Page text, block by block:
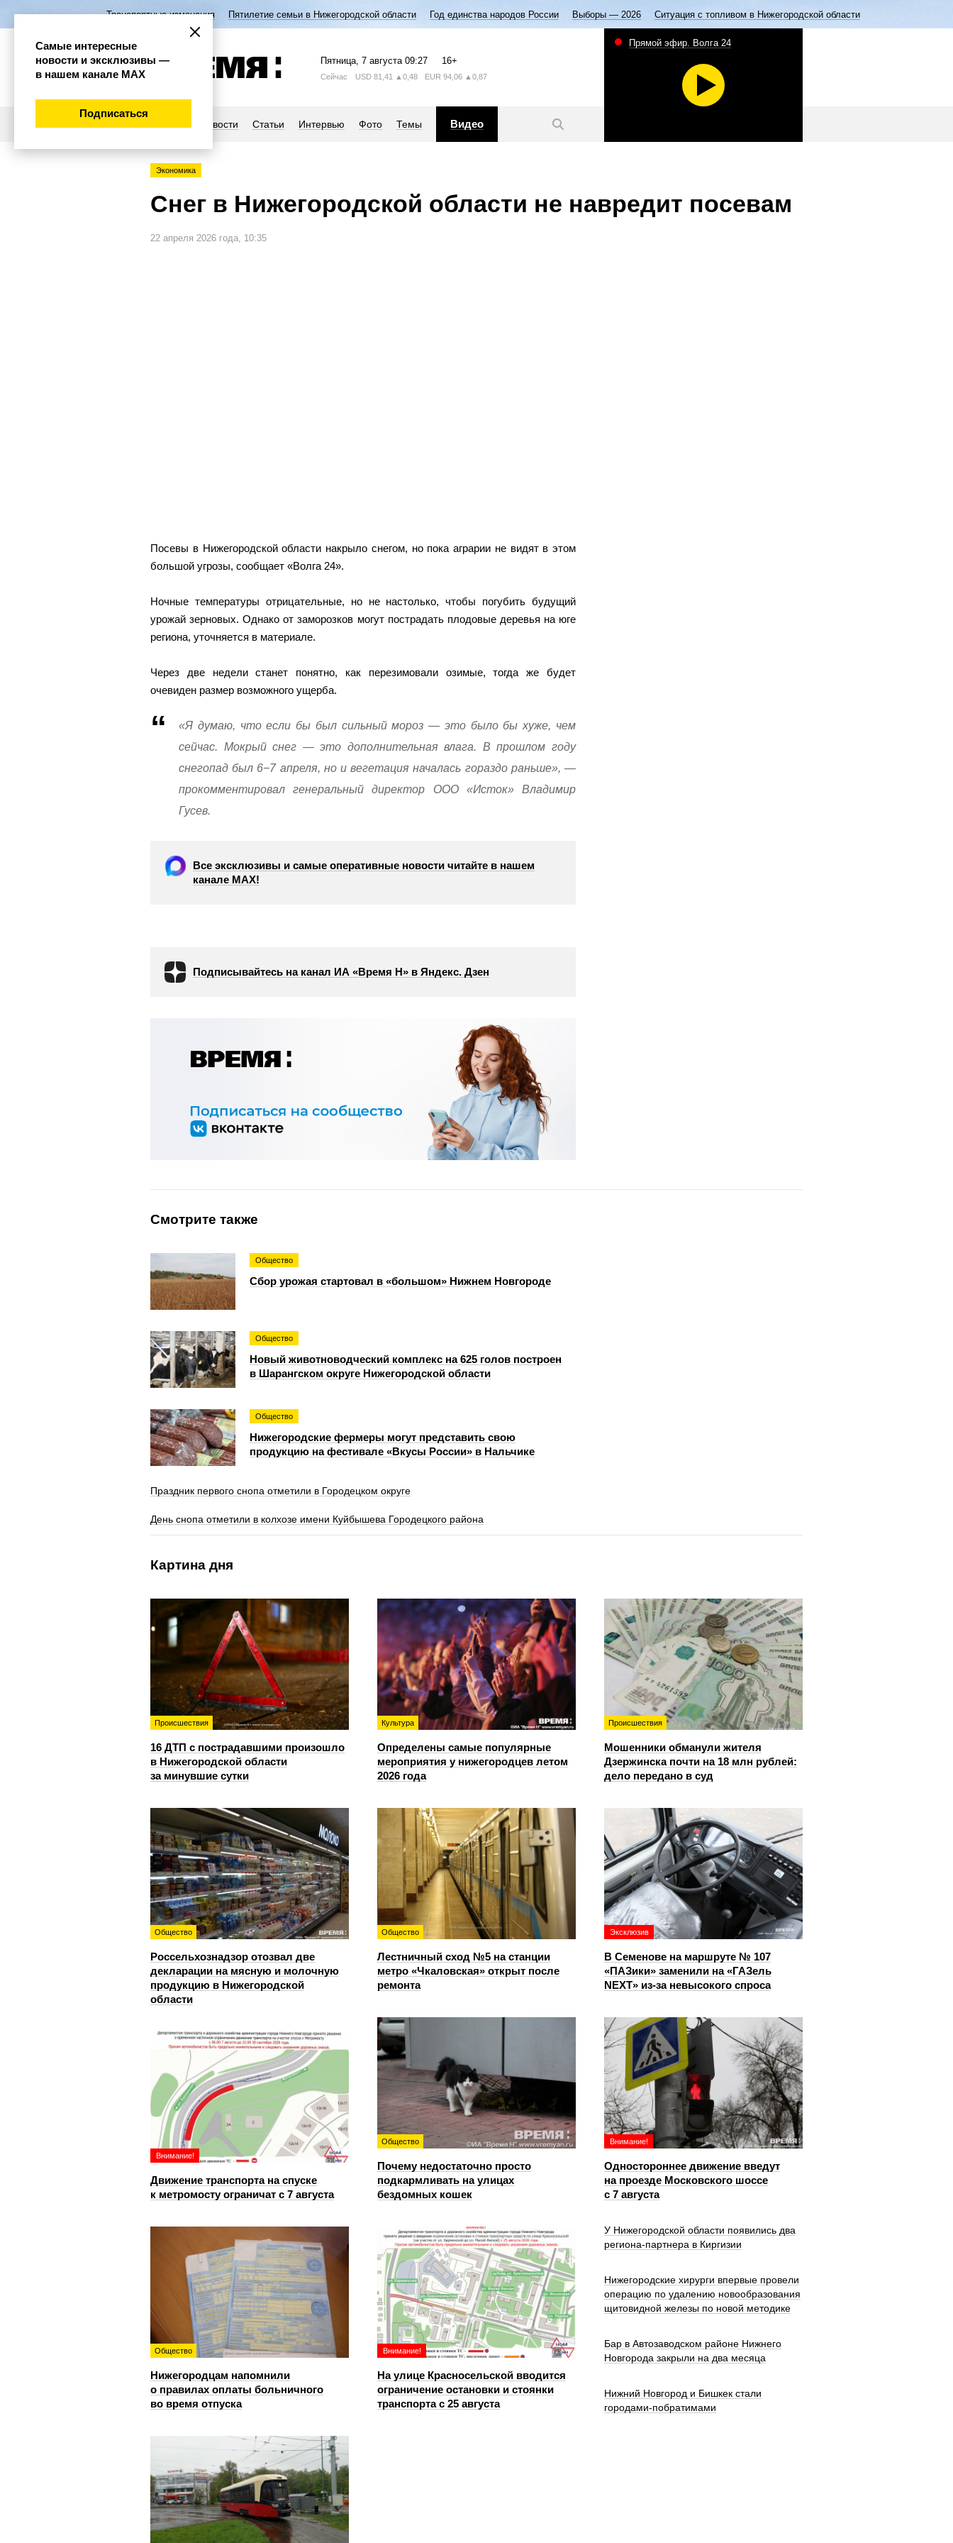
Транспортные изменения Пятилетие семьи в Нижегородской области Год единства народов России Выборы — 2026 Ситуация с топливом в Нижегородской области
Пятница, 7 августа 09:27 16+
Сейчас USD 81,41 ▲0,48 EUR 94,06 ▲0,87
Новости Статьи Интервью Фото Темы Видео
Прямой эфир. Волга 24
Экономика
Снег в Нижегородской области не навредит посевам
22 апреля 2026 года, 10:35
Посевы в Нижегородской области накрыло снегом, но пока аграрии не видят в этом
большой угрозы, сообщает «Волга 24».
Ночные температуры отрицательные, но не настолько, чтобы погубить будущий
урожай зерновых. Однако от заморозков могут пострадать плодовые деревья на юге
региона, уточняется в материале.
Через две недели станет понятно, как перезимовали озимые, тогда же будет
очевиден размер возможного ущерба.
«Я думаю, что если бы был сильный мороз — это было бы хуже, чем
сейчас. Мокрый снег — это дополнительная влага. В прошлом году
снегопад был 6−7 апреля, но и вегетация началась гораздо раньше», —
прокомментировал генеральный директор ООО «Исток» Владимир
Гусев.
Все эксклюзивы и самые оперативные новости читайте в нашем
канале МАХ!
Подписывайтесь на канал ИА «Время Н» в Яндекс. Дзен
Смотрите также
Общество
Сбор урожая стартовал в «большом» Нижнем Новгороде
Общество
Новый животноводческий комплекс на 625 голов построен
в Шарангском округе Нижегородской области
Общество
Нижегородские фермеры могут представить свою
продукцию на фестивале «Вкусы России» в Нальчике
Праздник первого снопа отметили в Городецком округе
День снопа отметили в колхозе имени Куйбышева Городецкого района
Картина дня
Происшествия
16 ДТП с пострадавшими произошло
в Нижегородской области
за минувшие сутки
Культура
Определены самые популярные
мероприятия у нижегородцев летом
2026 года
Происшествия
Мошенники обманули жителя
Дзержинска почти на 18 млн рублей:
дело передано в суд
Общество
Россельхознадзор отозвал две
декларации на мясную и молочную
продукцию в Нижегородской
области
Общество
Лестничный сход №5 на станции
метро «Чкаловская» открыт после
ремонта
Эксклюзив
В Семенове на маршруте № 107
«ПАЗики» заменили на «ГАЗель
NEXT» из‑за невысокого спроса
Общество
Почему недостаточно просто
подкармливать на улицах
бездомных кошек
Внимание!
Одностороннее движение введут
на проезде Московского шоссе
с 7 августа
Внимание!
Движение транспорта на спуске
к метромосту ограничат с 7 августа
Общество
Нижегородцам напомнили
о правилах оплаты больничного
во время отпуска
Внимание!
На улице Красносельской вводится
ограничение остановки и стоянки
транспорта с 25 августа
У Нижегородской области появились два
региона-партнера в Киргизии
Нижегородские хирурги впервые провели
операцию по удалению новообразования
щитовидной железы по новой методике
Бар в Автозаводском районе Нижнего
Новгорода закрыли на два месяца
Нижний Новгород и Бишкек стали
городами-побратимами
Самые интересные
новости и эксклюзивы —
в нашем канале МАХ
Подписаться